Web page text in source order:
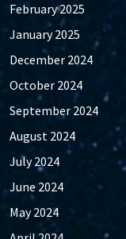
February 2025
January 2025
December 2024
October 2024
September 2024
August 2024
July 2024
June 2024
May 2024